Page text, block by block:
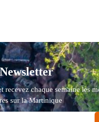
Newsletter
recevez chaque semaine les
sur la Martinique